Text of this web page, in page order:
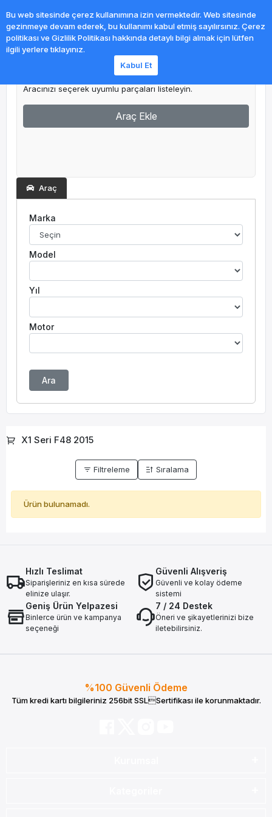
Aracınızı seçerek uyumlu parçaları listeleyin.
Araç Ekle
Araç
Marka
Model
Yıl
Motor
Ara
X1 Seri F48 2015
Filtreleme Sıralama
Ürün bulunamadı.
Hızlı Teslimat
Siparişleriniz en kısa sürede
elinize ulaşır.
Güvenli Alışveriş
Güvenli ve kolay ödeme
sistemi
Geniş Ürün Yelpazesi
Binlerce ürün ve kampanya
seçeneği
7 / 24 Destek
Öneri ve şikayetlerinizi bize
iletebilirsiniz.
%100 Güvenli Ödeme
Tüm kredi kartı bilgileriniz 256bit SSLSertifikası ile korunmaktadır.
Bu web sitesinde çerez kullanımına izin vermektedir. Web sitesinde
gezinmeye devam ederek, bu kullanımı kabul etmiş sayılırsınız. Çerez
politikası ve Gizlilik Politikası hakkında detaylı bilgi almak için lütfen
ilgili yerlere tıklayınız.
Kabul Et